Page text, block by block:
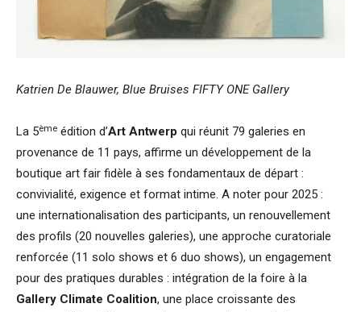
Katrien De Blauwer, Blue Bruises FIFTY ONE Gallery
La 5ème édition d’Art Antwerp qui réunit 79 galeries en
provenance de 11 pays, affirme un développement de la
boutique art fair fidèle à ses fondamentaux de départ :
convivialité, exigence et format intime. A noter pour 2025 :
une internationalisation des participants, un renouvellement
des profils (20 nouvelles galeries), une approche curatoriale
renforcée (11 solo shows et 6 duo shows), un engagement
pour des pratiques durables : intégration de la foire à la
Gallery Climate Coalition, une place croissante des